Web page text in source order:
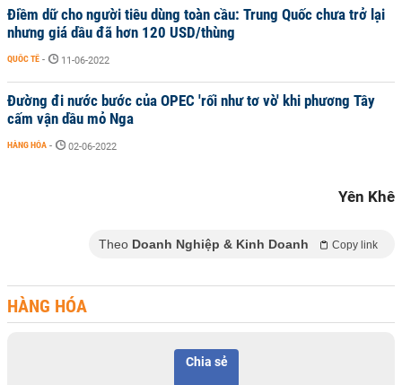
Điềm dữ cho người tiêu dùng toàn cầu: Trung Quốc chưa trở lại
nhưng giá dầu đã hơn 120 USD/thùng
QUỐC TẾ - 11-06-2022
Đường đi nước bước của OPEC 'rối như tơ vò' khi phương Tây
cấm vận dầu mỏ Nga
HÀNG HÓA - 02-06-2022
Yên Khê
Theo Doanh Nghiệp & Kinh Doanh Copy link
HÀNG HÓA
Chia sẻ